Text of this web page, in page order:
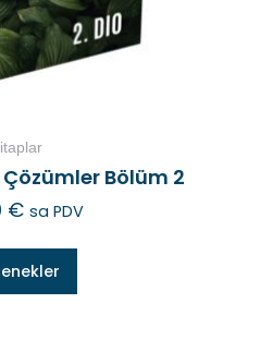
Bölüm 2
€ sa PDV